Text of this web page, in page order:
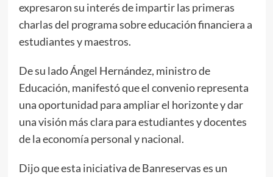
expresaron su interés de impartir las primeras
charlas del programa sobre educación financiera a
estudiantes y maestros.
De su lado Ángel Hernández, ministro de
Educación, manifestó que el convenio representa
una oportunidad para ampliar el horizonte y dar
una visión más clara para estudiantes y docentes
de la economía personal y nacional.
Dijo que esta iniciativa de Banreservas es un